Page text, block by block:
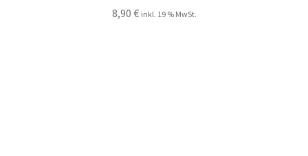
8,90 € inkl. 19 % MwSt.